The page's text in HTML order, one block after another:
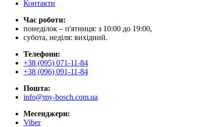
Контакти
Час роботи:
понеділок – п'ятниця: з 10:00 до 19:00,
субота, неділя: вихідний.
Телефони:
+38 (095) 071-11-84
+38 (096) 091-11-84
Пошта:
info@my-bosch.com.ua
Месенджери:
Viber